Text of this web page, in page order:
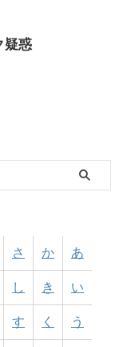
疑惑
さ か あ
し き い
す く う